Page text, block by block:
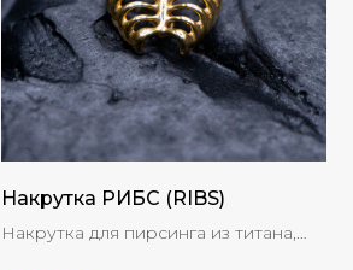
Накрутка РИБС (RIBS)
Накрутка для пирсинга из титана,